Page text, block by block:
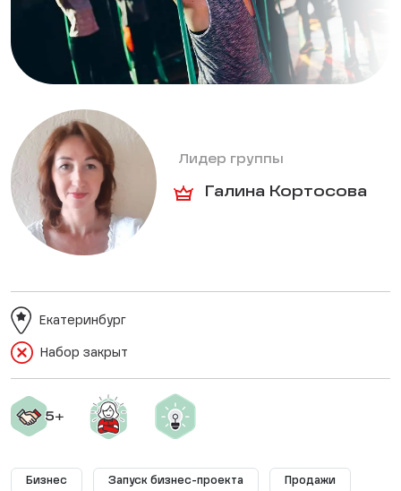
Лидер группы
Галина Кортосова
Набор закрыт
Екатеринбург
Бизнес Запуск бизнес-проекта Продажи